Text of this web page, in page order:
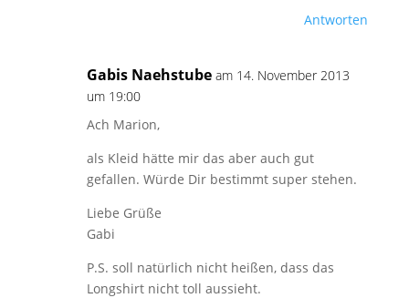
Antworten
Gabis Naehstube am 14. November 2013
um 19:00
Ach Marion,
als Kleid hätte mir das aber auch gut
gefallen. Würde Dir bestimmt super stehen.
Liebe Grüße
Gabi
P.S. soll natürlich nicht heißen, dass das
Longshirt nicht toll aussieht.